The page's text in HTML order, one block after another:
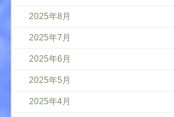
2025年8月
2025年7月
2025年6月
2025年5月
2025年4月